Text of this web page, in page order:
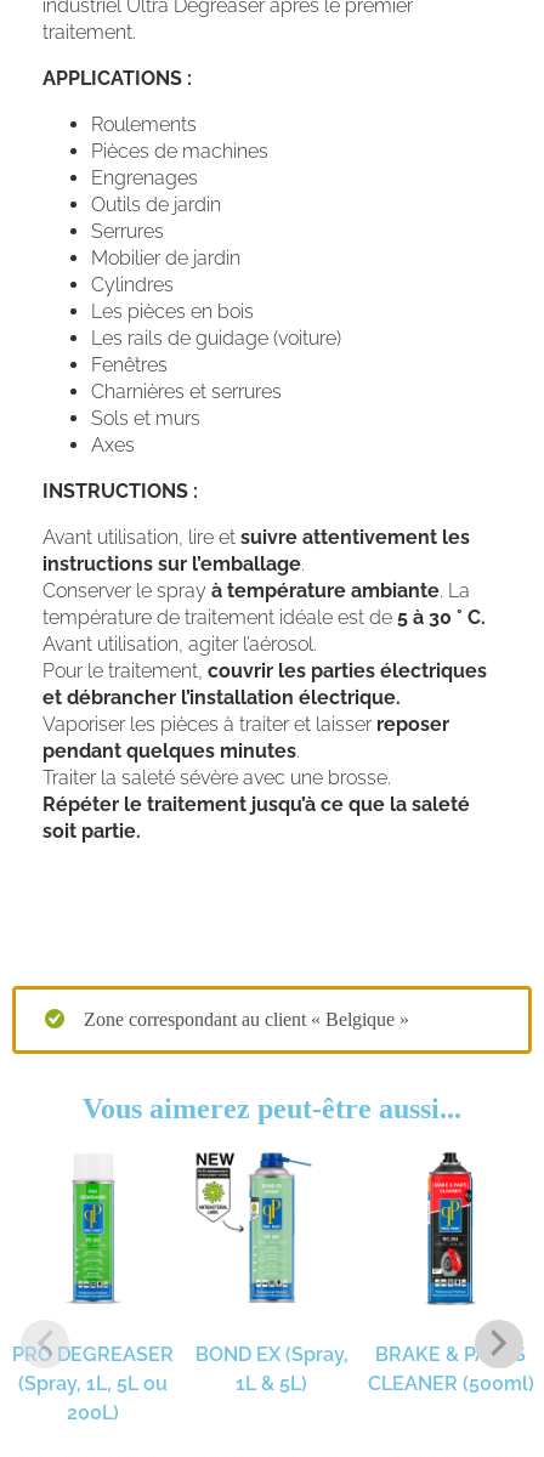
industriel Ultra Degreaser après le premier
traitement.
APPLICATIONS :
Roulements
Pièces de machines
Engrenages
Outils de jardin
Serrures
Mobilier de jardin
Cylindres
Les pièces en bois
Les rails de guidage (voiture)
Fenêtres
Charnières et serrures
Sols et murs
Axes
INSTRUCTIONS :
Avant utilisation, lire et suivre attentivement les
instructions sur l’emballage.
Conserver le spray à température ambiante. La
température de traitement idéale est de 5 à 30 ° C.
Avant utilisation, agiter l’aérosol.
Pour le traitement, couvrir les parties électriques
et débrancher l’installation électrique.
Vaporiser les pièces à traiter et laisser reposer
pendant quelques minutes.
Traiter la saleté sévère avec une brosse.
Répéter le traitement jusqu’à ce que la saleté
soit partie.
Zone correspondant au client « Belgique »
Vous aimerez peut-être aussi...
PRO DEGREASER
(Spray, 1L, 5L ou
200L)
BOND EX (Spray,
1L & 5L)
BRAKE & PARTS
CLEANER (500ml)